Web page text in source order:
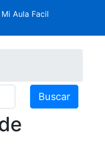
Mi Aula Facil
Buscar